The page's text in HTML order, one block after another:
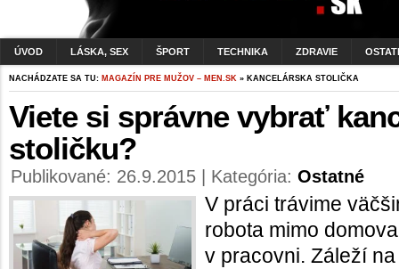
ÚVOD LÁSKA, SEX ŠPORT TECHNIKA ZDRAVIE
NACHÁDZATE SA TU: MAGAZÍN PRE MUŽOV – MEN.SK » KANCELÁRSKA STOLIČKA
Viete si správne vybrať
stoličku?
Publikované: 26.9.2015 | Kategória: Ostatné
V práci trávime
robota mimo
v pracovni. Záleží